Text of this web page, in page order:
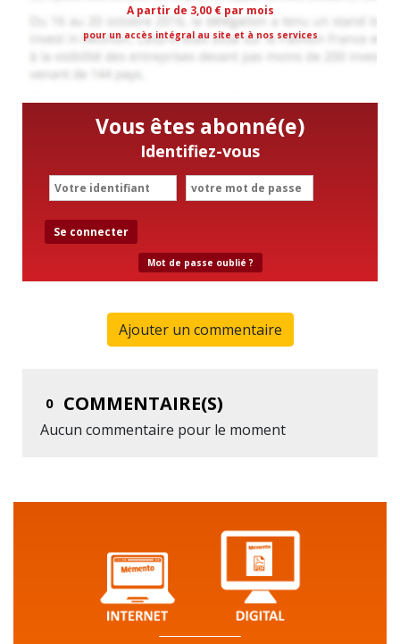
A partir de 3,00 € par mois
pour un accès intégral au site et à nos services
Vous êtes abonné(e)
Identifiez-vous
Se connecter
Mot de passe oublié ?
Ajouter un commentaire
0 COMMENTAIRE(S)
Aucun commentaire pour le moment